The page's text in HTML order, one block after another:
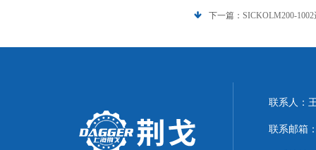
下一篇： SICKOLM200-
联系人：
联系邮箱